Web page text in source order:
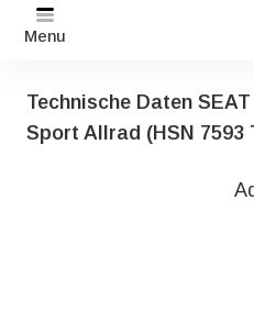
Menu
Technische Daten
Sport Allrad (HSN 7593